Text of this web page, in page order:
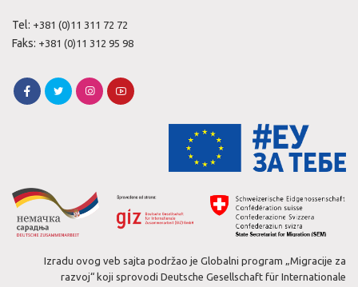
Tel: +381 (0)11 311 72 72
Faks: +381 (0)11 312 95 98
Izradu ovog veb sajta podržao je Globalni program „Migracije za
razvoj“ koji sprovodi Deutsche Gesellschaft für Internationale